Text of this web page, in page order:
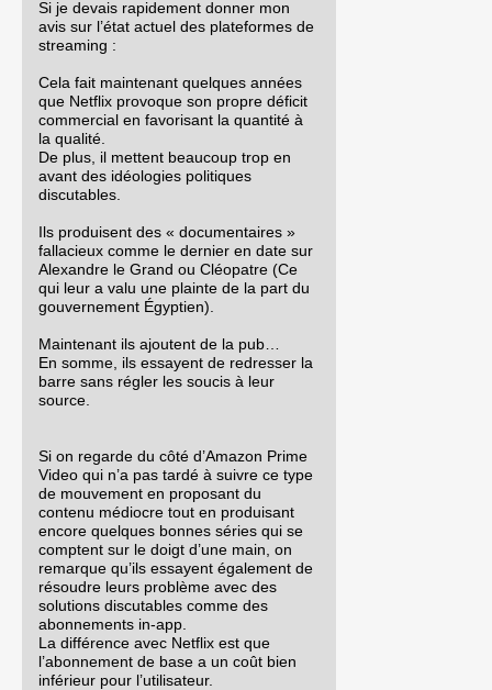
Si je devais rapidement donner mon
avis sur l’état actuel des plateformes de
streaming :
Cela fait maintenant quelques années
que Netflix provoque son propre déficit
commercial en favorisant la quantité à
la qualité.
De plus, il mettent beaucoup trop en
avant des idéologies politiques
discutables.
Ils produisent des « documentaires »
fallacieux comme le dernier en date sur
Alexandre le Grand ou Cléopatre (Ce
qui leur a valu une plainte de la part du
gouvernement Égyptien).
Maintenant ils ajoutent de la pub…
En somme, ils essayent de redresser la
barre sans régler les soucis à leur
source.
Si on regarde du côté d’Amazon Prime
Video qui n’a pas tardé à suivre ce type
de mouvement en proposant du
contenu médiocre tout en produisant
encore quelques bonnes séries qui se
comptent sur le doigt d’une main, on
remarque qu’ils essayent également de
résoudre leurs problème avec des
solutions discutables comme des
abonnements in-app.
La différence avec Netflix est que
l’abonnement de base a un coût bien
inférieur pour l’utilisateur.